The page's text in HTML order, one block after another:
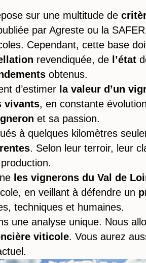
sur une multitude de
par Agreste ou la
Cependant, cette base
revendiquée, de l’état
obtenus.
d’estimer la valeur d’un
vivants, en constante
et sa passion.
à quelques kilomètres
. Selon leur terroir, leur
les vignerons du Val de
en veillant à défendre un
techniques et humaines.
une analyse unique. Nous
viticole. Vous aurez